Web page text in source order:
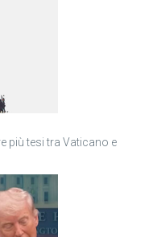
più tesi tra Vaticano e